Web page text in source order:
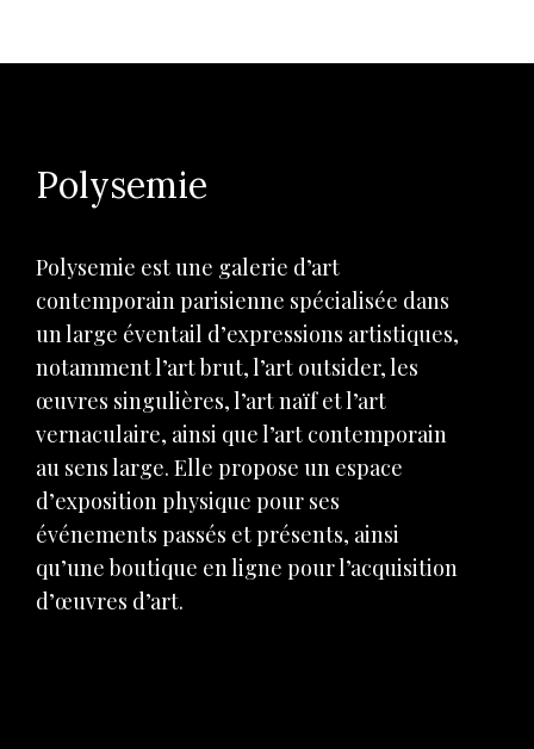
Polysemie
Polysemie est une galerie d’art
contemporain parisienne spécialisée dans
un large éventail d’expressions artistiques,
notamment l’art brut, l’art outsider, les
œuvres singulières, l’art naïf et l’art
vernaculaire, ainsi que l’art contemporain
au sens large. Elle propose un espace
d’exposition physique pour ses
événements passés et présents, ainsi
qu’une boutique en ligne pour l’acquisition
d’œuvres d’art.